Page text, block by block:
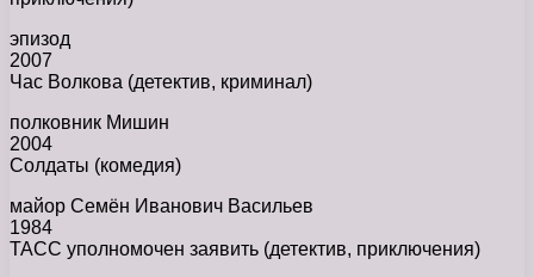
эпизод
2007
Час Волкова (детектив, криминал)
полковник Мишин
2004
Солдаты (комедия)
майор Семён Иванович Васильев
1984
ТАСС уполномочен заявить (детектив, приключения)